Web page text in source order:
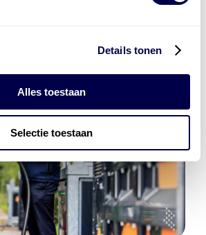
Details tonen
Alles toestaan
Selectie toestaan